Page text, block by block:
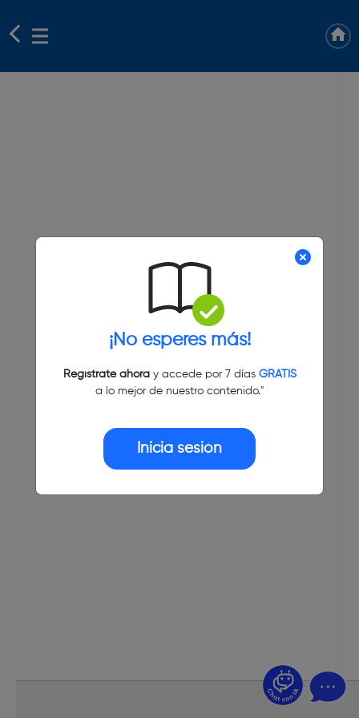
¡No esperes más!
Regístrate ahoray accede por 7 días GRATIS
a lo mejor de nuestro contenido."
Inicia sesión